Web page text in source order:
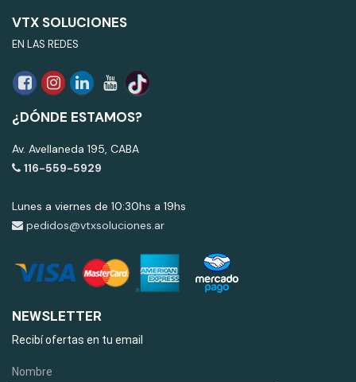
VTX SOLUCIONES
EN LAS REDES
¿DÓNDE ESTAMOS?
Av. Avellaneda 195, CABA
116-559-5929
Lunes a viernes de 10:30hs a 19hs
pedidos@vtxsoluciones.ar
NEWSLETTER
Recibí ofertas en tu email